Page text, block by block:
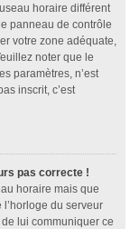
horaire différent
panneau de contrôle
votre zone adéquate,
noter que le
paramètres, n’est
inscrit, c’est
pas correcte !
horaire mais que
l’horloge du serveur
lui communiquer ce